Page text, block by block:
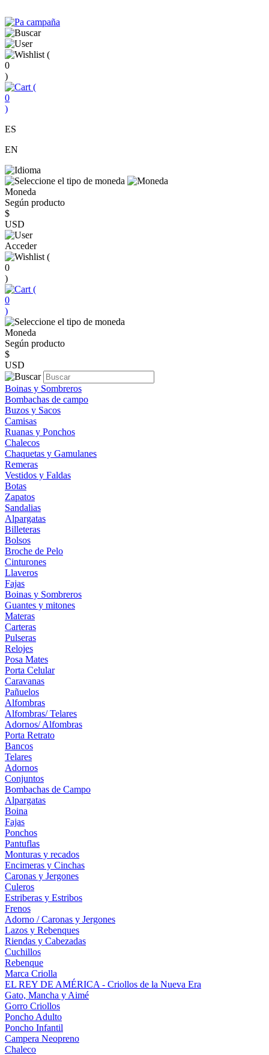
(
0
)
(
0
)
ES
EN
Moneda
Según producto
$
USD
Acceder
(
0
)
(
0
)
Moneda
Según producto
$
USD
Boinas y Sombreros
Bombachas de campo
Buzos y Sacos
Camisas
Ruanas y Ponchos
Chalecos
Chaquetas y Gamulanes
Remeras
Vestidos y Faldas
Botas
Zapatos
Sandalias
Alpargatas
Billeteras
Bolsos
Broche de Pelo
Cinturones
Llaveros
Fajas
Boinas y Sombreros
Guantes y mitones
Materas
Carteras
Pulseras
Relojes
Posa Mates
Porta Celular
Caravanas
Pañuelos
Alfombras
Alfombras/ Telares
Adornos/ Alfombras
Porta Retrato
Bancos
Telares
Adornos
Conjuntos
Bombachas de Campo
Alpargatas
Boina
Fajas
Ponchos
Pantuflas
Monturas y recados
Encimeras y Cinchas
Caronas y Jergones
Culeros
Estriberas y Estribos
Frenos
Adorno / Caronas y Jergones
Lazos y Rebenques
Riendas y Cabezadas
Cuchillos
Rebenque
Marca Criolla
EL REY DE AMÉRICA - Criollos de la Nueva Era
Gato, Mancha y Aimé
Gorro Criollos
Poncho Adulto
Poncho Infantil
Campera Neopreno
Chaleco